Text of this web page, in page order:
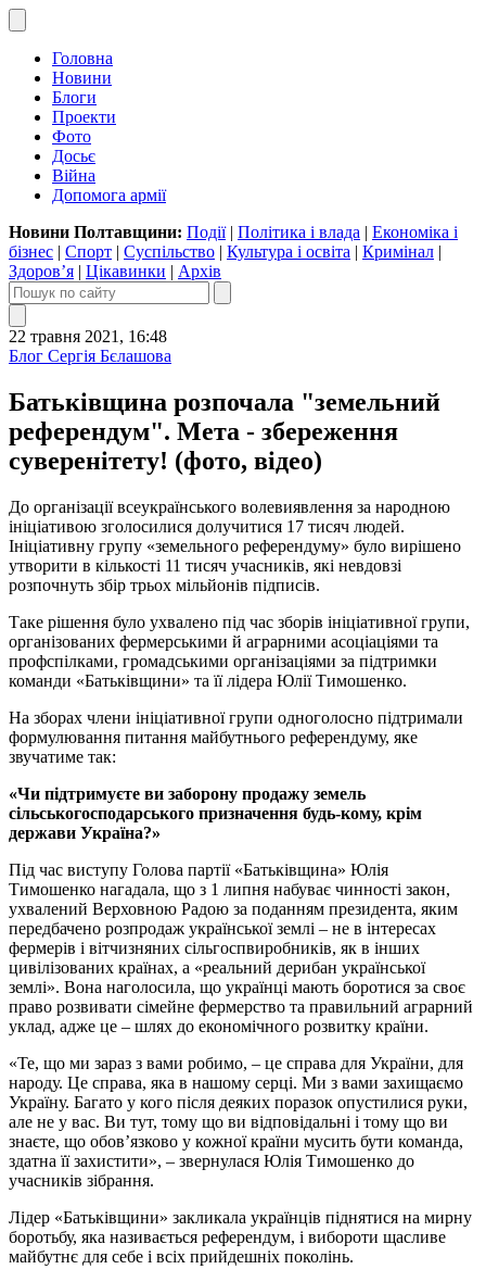
Головна
Новини
Блоги
Проекти
Фото
Досьє
Війна
Допомога армії
Новини Полтавщини: Події| Політика і влада | Економіка і
бізнес | Спорт | Суспільство | Культура і освіта | Кримінал |
Здоров’я | Цікавинки | Архів
22 травня 2021, 16:48
Блог Сергія Бєлашова
Батьківщина розпочала "земельний
референдум". Мета - збереження
суверенітету! (фото, відео)
До організації всеукраїнського волевиявлення за народною
ініціативою зголосилися долучитися 17 тисяч людей.
Ініціативну групу «земельного референдуму» було вирішено
утворити в кількості 11 тисяч учасників, які невдовзі
розпочнуть збір трьох мільйонів підписів.
Таке рішення було ухвалено під час зборів ініціативної групи,
організованих фермерськими й аграрними асоціаціями та
профспілками, громадськими організаціями за підтримки
команди «Батьківщини» та її лідера Юлії Тимошенко.
На зборах члени ініціативної групи одноголосно підтримали
формулювання питання майбутнього референдуму, яке
звучатиме так:
«Чи підтримуєте ви заборону продажу земель
сільськогосподарського призначення будь-кому, крім
держави Україна?»
Під час виступу Голова партії «Батьківщина» Юлія
Тимошенко нагадала, що з 1 липня набуває чинності закон,
ухвалений Верховною Радою за поданням президента, яким
передбачено розпродаж української землі – не в інтересах
фермерів і вітчизняних сільгоспвиробників, як в інших
цивілізованих країнах, а «реальний дерибан української
землі». Вона наголосила, що українці мають боротися за своє
право розвивати сімейне фермерство та правильний аграрний
уклад, адже це – шлях до економічного розвитку країни.
«Те, що ми зараз з вами робимо, – це справа для України, для
народу. Це справа, яка в нашому серці. Ми з вами захищаємо
Україну. Багато у кого після деяких поразок опустилися руки,
але не у вас. Ви тут, тому що ви відповідальні і тому що ви
знаєте, що обов’язково у кожної країни мусить бути команда,
здатна її захистити», – звернулася Юлія Тимошенко до
учасників зібрання.
Лідер «Батьківщини» закликала українців піднятися на мирну
боротьбу, яка називається референдум, і вибороти щасливе
майбутнє для себе і всіх прийдешніх поколінь.